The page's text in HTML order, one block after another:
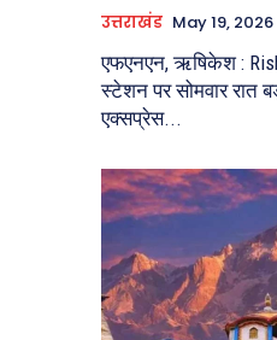
उत्तराखंड May 19, 2026
एफएनएन, ऋषिकेश :
स्टेशन पर सोमवार रात
एक्सप्रेस...